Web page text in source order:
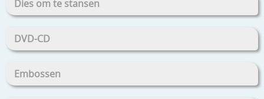
Dies om te stansen
DVD-CD
Embossen